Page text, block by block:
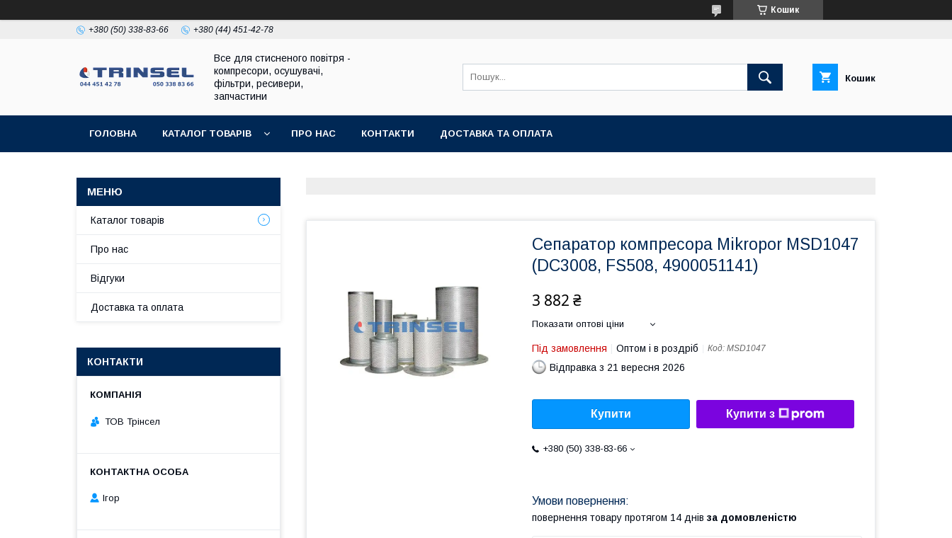
Кошик
+380 (50) 338-83-66 +380 (44) 451-42-78
Все для стисненого повітря -
компресори, осушувачі,
фільтри, ресивери,
запчастини
Кошик
ГОЛОВНА КАТАЛОГ ТОВАРІВ ПРО НАС КОНТАКТИ ДОСТАВКА ТА ОПЛАТА
Сепаратор компресора Mikropor MSD1047
(DC3008, FS508, 4900051141)
3 882 ₴
Показати оптові ціни
Під замовлення Оптом і в роздріб Код: MSD1047
Відправка з 21 вересня 2026
Купити Купити з
+380 (50) 338-83-66
повернення товару протягом 14 днів за домовленістю
Каталог товарів
Про нас
Відгуки
Доставка та оплата
КОНТАКТИ
ТОВ Трінсел
Ігор